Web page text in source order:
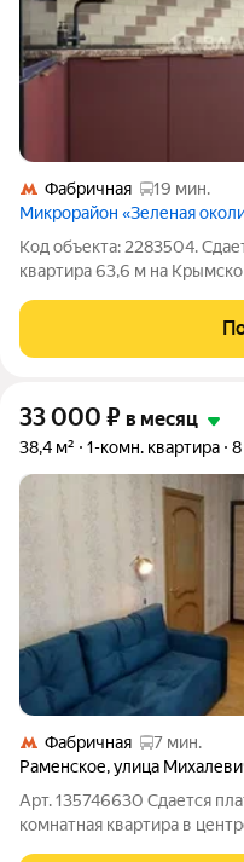
Фабричная
19 мин.
Микрорайон «Зеленая
Код объекта: 2283504.
квартира 63,6 м на Крымской улице, д.12
приглашает готовить и
полностью
33 000 ₽ в месяц
38,4 м² 1-комн. квартира 8
Фабричная
7 мин.
Раменское,улица
Арт. 135746630 Сдается
комнатная квартира в